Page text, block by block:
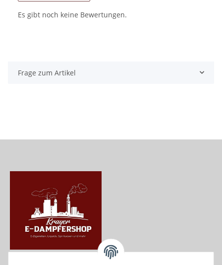
Es gibt noch keine Bewertungen.
Frage zum Artikel